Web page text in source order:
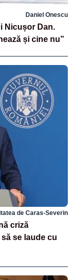
Daniel Onescu
Nicușor Dan.
și cine nu”
de Caras-Severin
criză
se laude cu